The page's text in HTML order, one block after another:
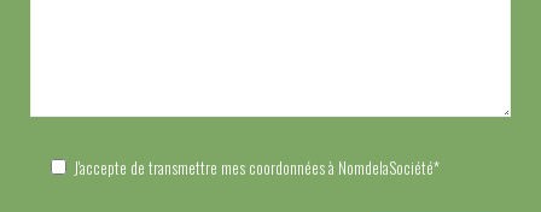
J'accepte de transmettre mes coordonnées à NomdelaSociété*